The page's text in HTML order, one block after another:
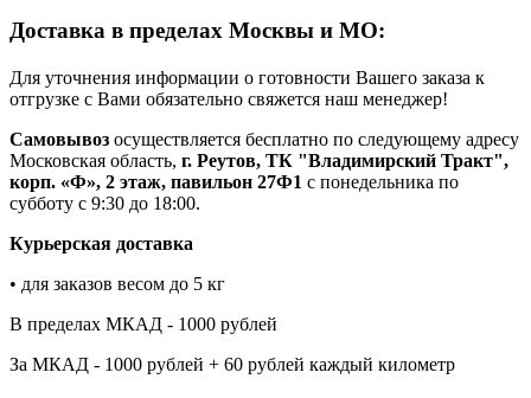
Доставка в пределах Москвы и МО:
Для уточнения информации о готовности Вашего заказа к
отгрузке с Вами обязательно свяжется наш менеджер!
Самовывоз осуществляется бесплатно по следующему адресу
Московская область, г. Реутов, ТК "Владимирский Тракт",
корп. «Ф», 2 этаж, павильон 27Ф1 с понедельника по
субботу с 9:30 до 18:00.
Курьерская доставка
• для заказов весом до 5 кг
В пределах МКАД - 1000 рублей
За МКАД - 1000 рублей + 60 рублей каждый километр